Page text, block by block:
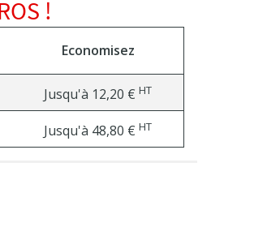
!
Economisez
Jusqu'à 12,20 € HT
Jusqu'à 48,80 € HT